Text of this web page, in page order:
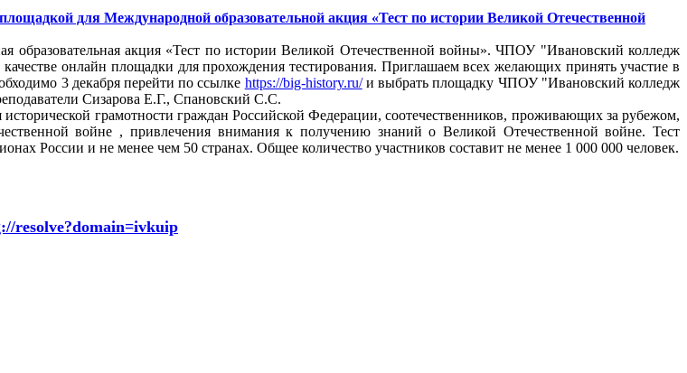
для Международной образовательной акция «Тест по истории Великой Отечественной
образовательная акция «Тест по истории Великой Отечественной войны». ЧПОУ "Ивановский колледж
качестве онлайн площадки для прохождения тестирования. Приглашаем всех желающих принять участие в
3 декабря перейти по ссылке https://big-history.ru/и выбрать площадку ЧПОУ "Ивановский колледж
Сизарова Е.Г., Спановский С.С.
грамотности граждан Российской Федерации, соотечественников, проживающих за рубежом,
войне , привлечения внимания к получению знаний о Великой Отечественной войне. Тест
России и не менее чем 50 странах. Общее количество участников составит не менее 1 000 000 человек.
resolve?domain=ivkuip